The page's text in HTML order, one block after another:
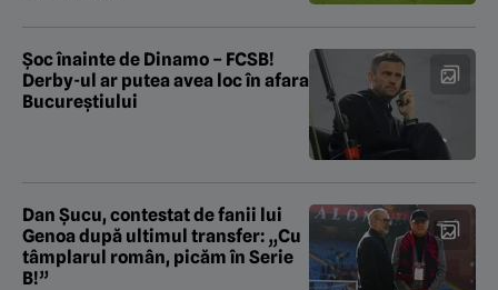
Șoc înainte de Dinamo – FCSB!
Derby-ul ar putea avea loc în afara
Bucureștiului
Dan Șucu, contestat de fanii lui
Genoa după ultimul transfer: „Cu
tâmplarul român, picăm în Serie
B!”